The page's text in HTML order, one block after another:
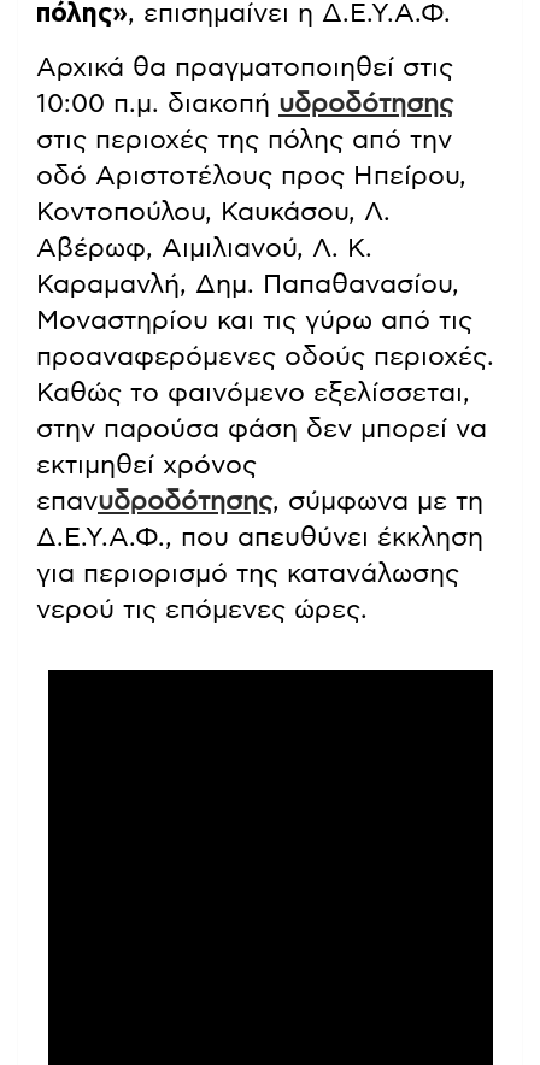
πόλης», επισημαίνει η Δ.Ε.Υ.Α.Φ.
Αρχικά θα πραγματοποιηθεί στις
10:00 π.μ. διακοπή υδροδότησης
στις περιοχές της πόλης από την
οδό Αριστοτέλους προς Ηπείρου,
Κοντοπούλου, Καυκάσου, Λ.
Αβέρωφ, Αιμιλιανού, Λ. Κ.
Καραμανλή, Δημ. Παπαθανασίου,
Μοναστηρίου και τις γύρω από τις
προαναφερόμενες οδούς περιοχές.
Καθώς το φαινόμενο εξελίσσεται,
στην παρούσα φάση δεν μπορεί να
εκτιμηθεί χρόνος
επανυδροδότησης, σύμφωνα με τη
Δ.Ε.Υ.Α.Φ., που απευθύνει έκκληση
για περιορισμό της κατανάλωσης
νερού τις επόμενες ώρες.